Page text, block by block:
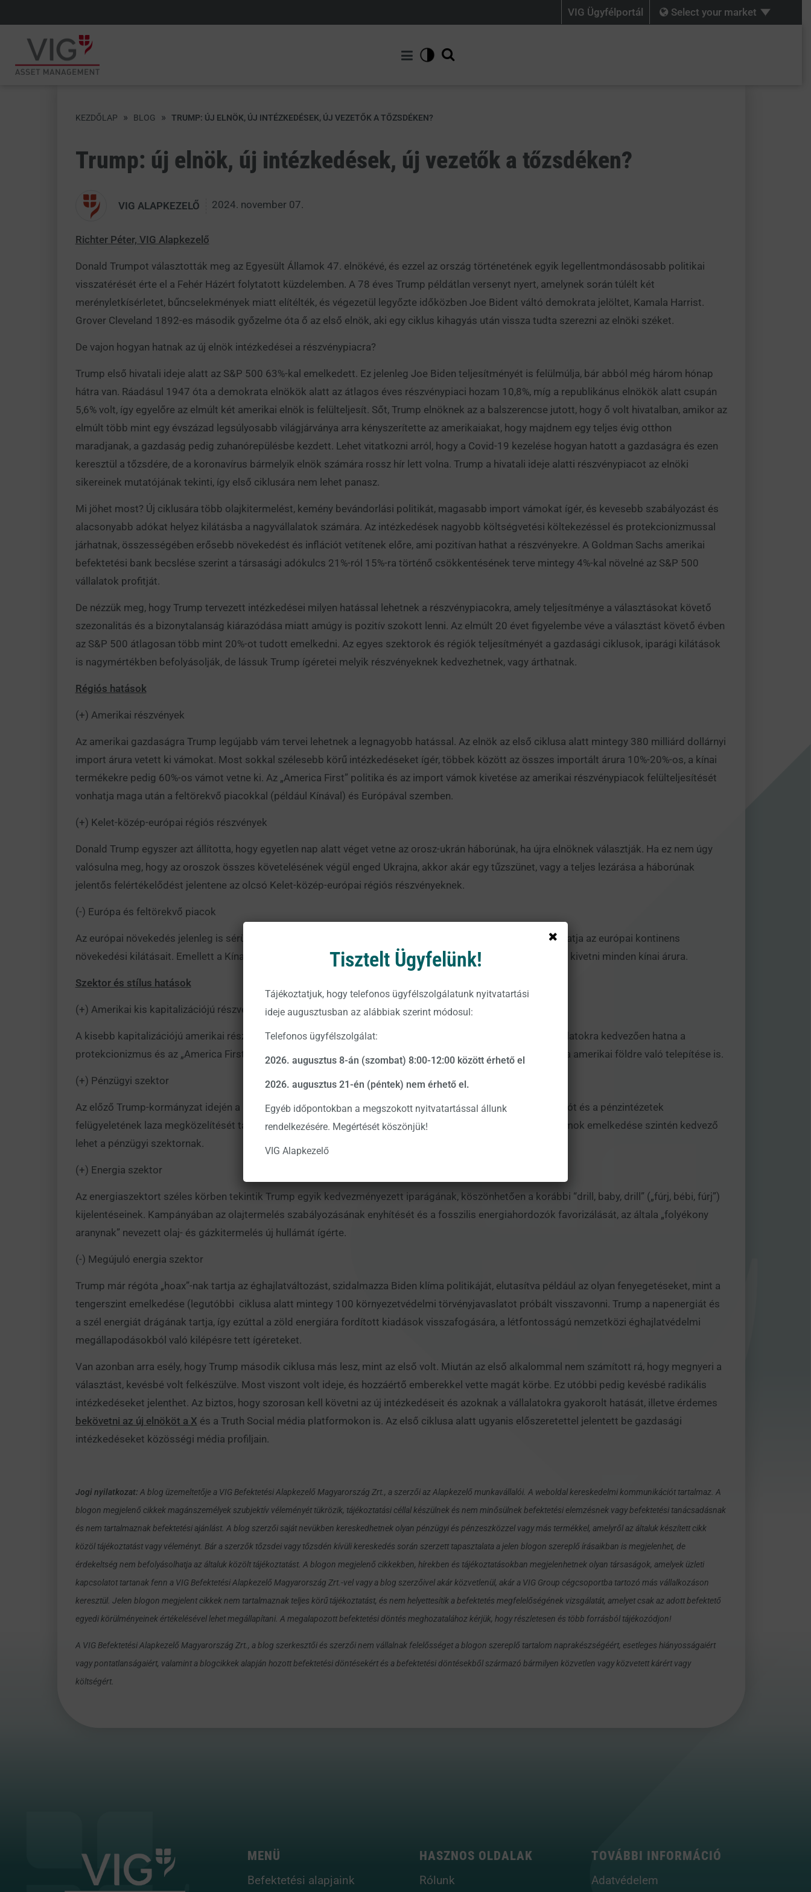
VIG Ügyfélportál Select your market
KEZDŐLAP » BLOG » TRUMP: ÚJ ELNÖK, ÚJ INTÉZKEDÉSEK, ÚJ VEZETŐK A TŐZSDÉKEN?
Trump: új elnök, új intézkedések, új vezetők a tőzsdéken?
VIG ALAPKEZELŐ 2024. november 07.
Richter Péter, VIG Alapkezelő
Donald Trumpot választották meg az Egyesült Államok 47. elnökévé, és ezzel az ország történetének egyik legellentmondásosabb politikai
visszatérését érte el a Fehér Házért folytatott küzdelemben. A 78 éves Trump példátlan versenyt nyert, amelynek során túlélt két
merényletkísérletet, bűncselekmények miatt elítélték, és végezetül legyőzte időközben Joe Bident váltó demokrata jelöltet, Kamala Harrist.
Grover Cleveland 1892-es második győzelme óta ő az első elnök, aki egy ciklus kihagyás után vissza tudta szerezni az elnöki széket.
De vajon hogyan hatnak az új elnök intézkedései a részvénypiacra?
Trump első hivatali ideje alatt az S&P 500 63%-kal emelkedett. Ez jelenleg Joe Biden teljesítményét is felülmúlja, bár abból még három hónap
hátra van. Ráadásul 1947 óta a demokrata elnökök alatt az átlagos éves részvénypiaci hozam 10,8%, míg a republikánus elnökök alatt csupán
5,6% volt, így egyelőre az elmúlt két amerikai elnök is felülteljesít. Sőt, Trump elnöknek az a balszerencse jutott, hogy ő volt hivatalban, amikor az
elmúlt több mint egy évszázad legsúlyosabb világjárványa arra kényszerítette az amerikaiakat, hogy majdnem egy teljes évig otthon
maradjanak, a gazdaság pedig zuhanórepülésbe kezdett. Lehet vitatkozni arról, hogy a Covid-19 kezelése hogyan hatott a gazdaságra és ezen
keresztül a tőzsdére, de a koronavírus bármelyik elnök számára rossz hír lett volna. Trump a hivatali ideje alatti részvénypiacot az elnöki
sikereinek mutatójának tekinti, így első ciklusára nem lehet panasz.
Mi jöhet most? Új ciklusára több olajkitermelést, kemény bevándorlási politikát, magasabb import vámokat ígér, és kevesebb szabályozást és
alacsonyabb adókat helyez kilátásba a nagyvállalatok számára. Az intézkedések nagyobb költségvetési költekezéssel és protekcionizmussal
járhatnak, összességében erősebb növekedést és inflációt vetítenek előre, ami pozitívan hathat a részvényekre. A Goldman Sachs amerikai
befektetési bank becslése szerint a társasági adókulcs 21%-ról 15%-ra történő csökkentésének terve mintegy 4%-kal növelné az S&P 500
vállalatok profitját.
De nézzük meg, hogy Trump tervezett intézkedései milyen hatással lehetnek a részvénypiacokra, amely teljesítménye a választásokat követő
szezonalitás és a bizonytalanság kiárazódása miatt amúgy is pozitív szokott lenni. Az elmúlt 20 évet figyelembe véve a választást követő évben
az S&P 500 átlagosan több mint 20%-ot tudott emelkedni. Az egyes szektorok és régiók teljesítményét a gazdasági ciklusok, iparági kilátások
is nagymértékben befolyásolják, de lássuk Trump ígéretei melyik részvényeknek kedvezhetnek, vagy árthatnak.
Régiós hatások
(+) Amerikai részvények
Az amerikai gazdaságra Trump legújabb vám tervei lehetnek a legnagyobb hatással. Az elnök az első ciklusa alatt mintegy 380 milliárd dollárnyi
import árura vetett ki vámokat. Most sokkal szélesebb körű intézkedéseket ígér, többek között az összes importált árura 10%-20%-os, a kínai
termékekre pedig 60%-os vámot vetne ki. Az „America First” politika és az import vámok kivetése az amerikai részvénypiacok felülteljesítését
vonhatja maga után a feltörekvő piacokkal (például Kínával) és Európával szemben.
(+) Kelet-közép-európai régiós részvények
Donald Trump egyszer azt állította, hogy egyetlen nap alatt véget vetne az orosz-ukrán háborúnak, ha újra elnöknek választják. Ha ez nem úgy
valósulna meg, hogy az oroszok összes követelésének végül enged Ukrajna, akkor akár egy tűzszünet, vagy a teljes lezárása a háborúnak
jelentős felértékelődést jelentene az olcsó Kelet-közép-európai régiós részvényeknek.
(-) Európa és feltörekvő piacok
Az európai növekedés jelenleg is sérülékenyebb, mint az amerikai, így egy kereskedelmi háború tovább ronthatja az európai kontinens
növekedési kilátásait. Emellett a Kína ellenes retorika is erősödhet, az új elnök legalább 60%-os vámot tervez kivetni minden kínai árura.
Szektor és stílus hatások
(+) Amerikai kis kapitalizációjú részvények
A kisebb kapitalizációjú amerikai részvények is profitálhatnak Trump új intézkedéseiből, hiszen ezekre a vállalatokra kedvezően hatna a
protekcionizmus és az „America First” politika, az adócsökkentések, illetve a feldolgozóipari kapacitások újra amerikai földre való telepítése is.
(+) Pénzügyi szektor
Az előző Trump-kormányzat idején a korábbi elnök viszonylag barátságos volt a bankszektorral, a deregulációt és a pénzintézetek
felügyeletének laza megközelítését támogatta. Emellett a gazdasági aktivitás javulása és a rövid oldali hozamok emelkedése szintén kedvező
lehet a pénzügyi szektornak.
(+) Energia szektor
Az energiaszektort széles körben tekintik Trump egyik kedvezményezett iparágának, köszönhetően a korábbi “drill, baby, drill” („fúrj, bébi, fúrj”)
kijelentéseinek. Kampányában az olajtermelés szabályozásának enyhítését és a fosszilis energiahordozók favorizálását, az általa „folyékony
aranynak” nevezett olaj- és gázkitermelés új hullámát ígérte.
(-) Megújuló energia szektor
Trump már régóta „hoax”-nak tartja az éghajlatváltozást, szidalmazza Biden klíma politikáját, elutasítva például az olyan fenyegetéseket, mint a
tengerszint emelkedése (legutóbbi ciklusa alatt mintegy 100 környezetvédelmi törvényjavaslatot próbált visszavonni. Trump a napenergiát és
a szél energiát drágának tartja, így ezúttal a zöld energiára fordított kiadások visszafogására, a létfontosságú nemzetközi éghajlatvédelmi
megállapodásokból való kilépésre tett ígéreteket.
Van azonban arra esély, hogy Trump második ciklusa más lesz, mint az első volt. Miután az első alkalommal nem számított rá, hogy megnyeri a
választást, kevésbé volt felkészülve. Most viszont volt ideje, és hozzáértő emberekkel vette magát körbe. Ez utóbbi pedig kevésbé radikális
intézkedéseket jelenthet. Az biztos, hogy szorosan kell követni az új intézkedéseit és azoknak a vállalatokra gyakorolt hatását, illetve érdemes
bekövetni az új elnököt a X és a Truth Social média platformokon is. Az első ciklusa alatt ugyanis előszeretettel jelentett be gazdasági
intézkedéseket közösségi média profiljain.
Jogi nyilatkozat: A blog üzemeltetője a VIG Befektetési Alapkezelő Magyarország Zrt., a szerzői az Alapkezelő munkavállalói. A weboldal kereskedelmi kommunikációt tartalmaz. A
blogon megjelenő cikkek magánszemélyek szubjektív véleményét tükrözik, tájékoztatási céllal készülnek és nem minősülnek befektetési elemzésnek vagy befektetési tanácsadásnak
és nem tartalmaznak befektetési ajánlást. A blog szerzői saját nevükben kereskedhetnek olyan pénzügyi és pénzeszközzel vagy más termékkel, amelyről az általuk készített cikk
közöl tájékoztatást vagy véleményt. Bár a szerzők tőzsdei vagy tőzsdén kívüli kereskedés során szerzett tapasztalata a jelen blogon szereplő írásaikban is megjelenhet, de
érdekeltség nem befolyásolhatja az általuk közölt tájékoztatást. A blogon megjelenő cikkekben, hírekben és tájékoztatásokban megjelenhetnek olyan társaságok, amelyek üzleti
kapcsolatot tartanak fenn a VIG Befektetési Alapkezelő Magyarország Zrt.-vel vagy a blog szerzőivel akár közvetlenül, akár a VIG Group cégcsoportba tartozó más vállalkozáson
keresztül. Jelen blogon megjelent cikkek nem tartalmaznak teljes körű tájékoztatást, és nem helyettesítik a befektetés megfelelőségének vizsgálatát, amelyet csak az adott befektető
egyedi körülményeinek értékelésével lehet megállapítani. A megalapozott befektetési döntés meghozatalához kérjük, hogy részletesen és több forrásból tájékozódjon!
A VIG Befektetési Alapkezelő Magyarország Zrt., a blog szerkesztői és szerzői nem vállalnak felelősséget a blogon szereplő tartalom naprakészségéért, esetleges hiányosságaiért
vagy pontatlanságaiért, valamint a blogcikkek alapján hozott befektetési döntésekért és a befektetési döntésekből származó bármilyen közvetlen vagy közvetett kárért vagy
költségért.
Tisztelt Ügyfelünk!
Tájékoztatjuk, hogy telefonos ügyfélszolgálatunk nyitvatartási
ideje augusztusban az alábbiak szerint módosul:
Telefonos ügyfélszolgálat:
2026. augusztus 8-án (szombat) 8:00-12:00 között érhető el
2026. augusztus 21-én (péntek) nem érhető el.
Egyéb időpontokban a megszokott nyitvatartással állunk
rendelkezésére. Megértését köszönjük!
VIG Alapkezelő
MENÜ
Befektetési alapjaink
HASZNOS OLDALAK
Rólunk
TOVÁBBI INFORMÁCIÓ
Adatvédelem